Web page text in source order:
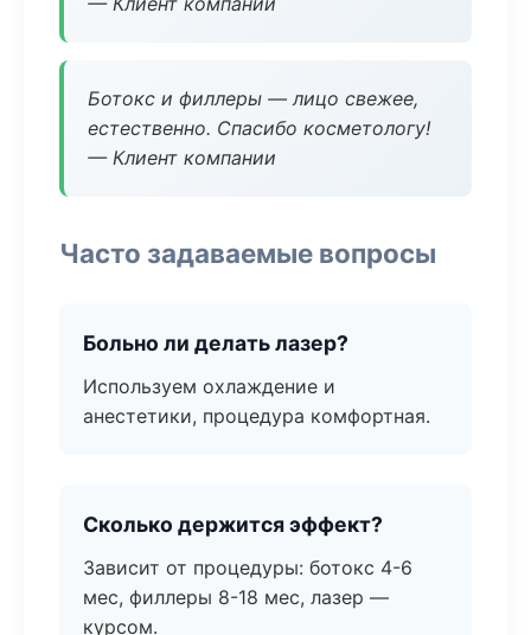
Ботокс и филлеры — лицо свежее,
естественно. Спасибо косметологу!
— Клиент компании
Часто задаваемые вопросы
Больно ли делать лазер?
Используем охлаждение и
анестетики, процедура комфортная.
Сколько держится эффект?
Зависит от процедуры: ботокс 4-6
мес, филлеры 8-18 мес, лазер —
курсом.